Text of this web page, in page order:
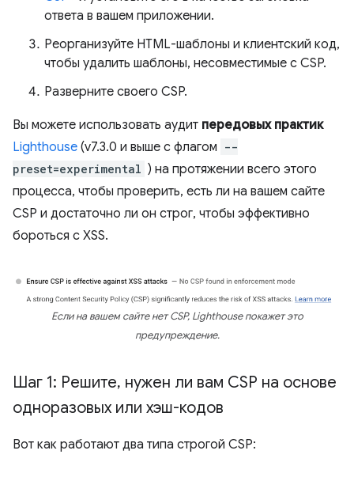
ответа в вашем приложении.
Реорганизуйте HTML-шаблоны и клиентский код,
чтобы удалить шаблоны, несовместимые с CSP.
Разверните своего CSP.
Вы можете использовать аудит передовых практик
Lighthouse (v7.3.0 и выше с флагом --
preset=experimental ) на протяжении всего этого
процесса, чтобы проверить, есть ли на вашем сайте
CSP и достаточно ли он строг, чтобы эффективно
бороться с XSS.
Если на вашем сайте нет CSP, Lighthouse покажет это
предупреждение.
Шаг 1: Решите, нужен ли вам CSP на основе
одноразовых или хэш-кодов
Вот как работают два типа строгой CSP: